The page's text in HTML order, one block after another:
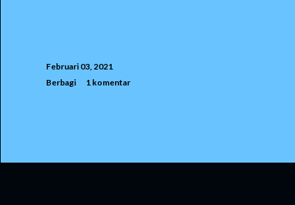
Februari 03, 2021
Berbagi
1 komentar